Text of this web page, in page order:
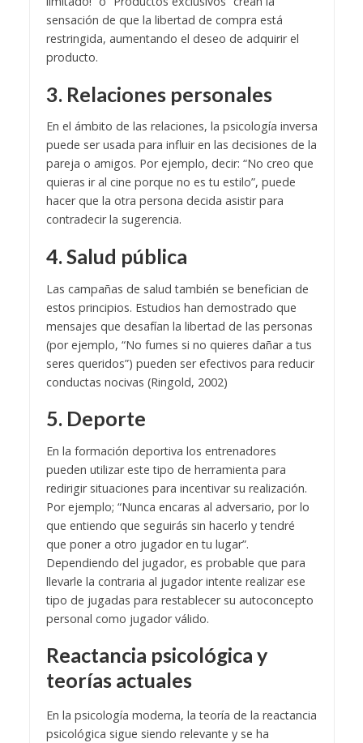
sensación de que la libertad de compra está
restringida, aumentando el deseo de adquirir el
producto.
3. Relaciones personales
En el ámbito de las relaciones, la psicología inversa
puede ser usada para influir en las decisiones de la
pareja o amigos. Por ejemplo, decir: “No creo que
quieras ir al cine porque no es tu estilo”, puede
hacer que la otra persona decida asistir para
contradecir la sugerencia.
4. Salud pública
Las campañas de salud también se benefician de
estos principios. Estudios han demostrado que
mensajes que desafían la libertad de las personas
(por ejemplo, “No fumes si no quieres dañar a tus
seres queridos”) pueden ser efectivos para reducir
conductas nocivas (Ringold, 2002)
5. Deporte
En la formación deportiva los entrenadores
pueden utilizar este tipo de herramienta para
redirigir situaciones para incentivar su realización.
Por ejemplo; “Nunca encaras al adversario, por lo
que entiendo que seguirás sin hacerlo y tendré
que poner a otro jugador en tu lugar”.
Dependiendo del jugador, es probable que para
llevarle la contraria al jugador intente realizar ese
tipo de jugadas para restablecer su autoconcepto
personal como jugador válido.
Reactancia psicológica y
teorías actuales
En la psicología moderna, la teoría de la reactancia
psicológica sigue siendo relevante y se ha